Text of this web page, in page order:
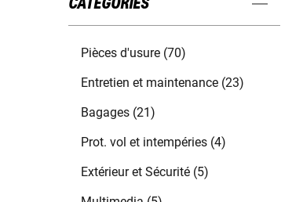
CATÉGORIES
Pièces d'usure (70)
Entretien et maintenance (23)
Bagages (21)
Prot. vol et intempéries (4)
Extérieur et Sécurité (5)